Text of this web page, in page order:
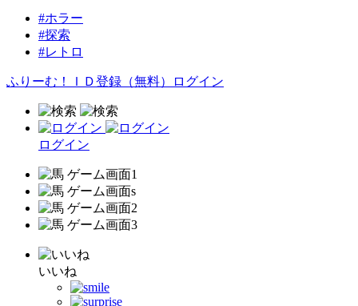
#ホラー
#探索
#レトロ
ふりーむ！ＩＤ登録（無料） ログイン
ログイン
いいね